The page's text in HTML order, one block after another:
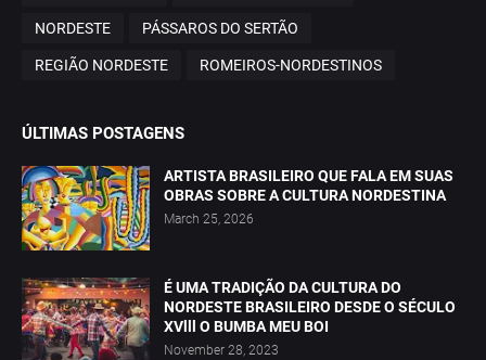
NORDESTE PÁSSAROS DO SERTÃO
REGIÃO NORDESTE ROMEIROS-NORDESTINOS
ÚLTIMAS POSTAGENS
ARTISTA BRASILEIRO QUE FALA EM SUAS
OBRAS SOBRE A CULTURA NORDESTINA
March 25, 2026
É UMA TRADIÇÃO DA CULTURA DO
NORDESTE BRASILEIRO DESDE O SÉCULO
XVlll O BUMBA MEU BOI
November 28, 2023